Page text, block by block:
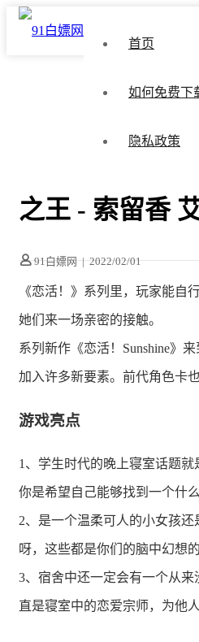
首页
如何免费下
隐私政策
之王 - 索留香
91白嫖网 | 2022/02/01
《恋活！》系列里，玩家能自
她们来一场亲密的接触。
系列新作《恋活！Sunshine》
加入许多新要素。前代角色卡
游戏亮点
1、学生时代的晚上寝室话题就
你是希望自己能够找到一个什
2、是一个温柔可人的小女孩还
呀，这些都是你们的脑中幻想
3、宿舍中还一定会有一个从
直是寝室中的恋爱宗师，为他